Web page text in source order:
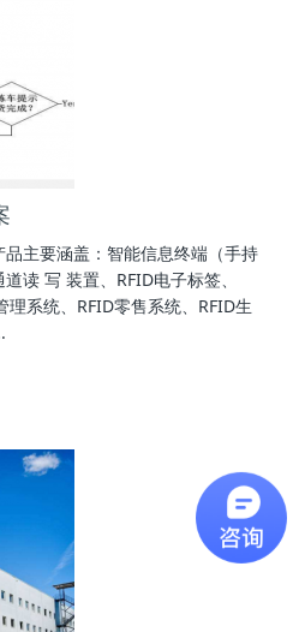
主要涵盖：智能信息终端（手持
读 写 装置、RFID电子标签、
理系统、RFID零售系统、RFID生